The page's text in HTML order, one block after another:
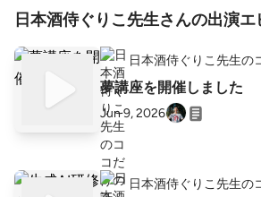
style/p/
日本酒侍ぐりこ先生さんの出演エ
日本酒侍ぐりこ先生の
夢講座を開催しました
Jun 9, 2026
日本酒侍ぐりこ先生の